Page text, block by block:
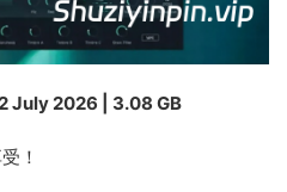
July 2026 | 3.08 GB
！